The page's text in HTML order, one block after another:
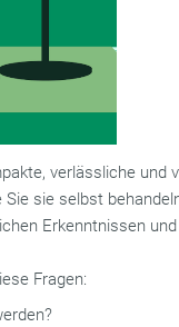
verlässliche und
sie selbst
Erkenntnissen
Fragen: